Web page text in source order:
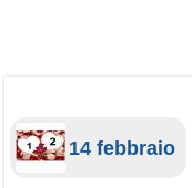
14 febbraio